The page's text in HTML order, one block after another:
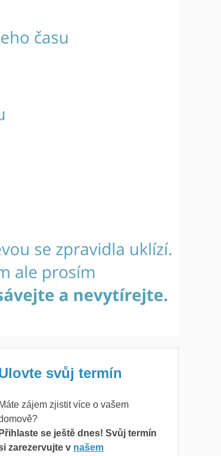
svůj termín
Máte zájem zjistit více o vašem
Přihlaste se ještě dnes! Svůj termín
zarezervujte v našem